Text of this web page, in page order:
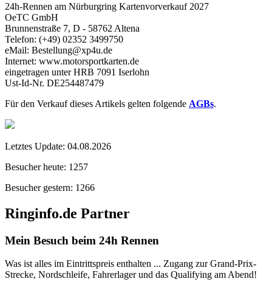
24h-Rennen am Nürburgring Kartenvorverkauf 2027
OeTC GmbH
Brunnenstraße 7, D - 58762 Altena
Telefon: (+49) 02352 3499750
eMail: Bestellung@xp4u.de
Internet: www.motorsportkarten.de
eingetragen unter HRB 7091 Iserlohn
Ust-Id-Nr. DE254487479
Für den Verkauf dieses Artikels gelten folgende AGBs.
Letztes Update: 04.08.2026
Besucher heute: 1257
Besucher gestern: 1266
Ringinfo.de Partner
Mein Besuch beim 24h Rennen
Was ist alles im Eintrittspreis enthalten ... Zugang zur Grand-Prix-
Strecke, Nordschleife, Fahrerlager und das Qualifying am Abend!